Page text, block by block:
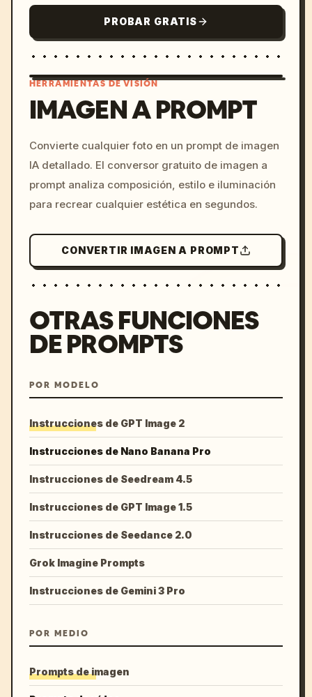
PROBAR GRATIS
c, cyberpunk sunset, neon
colors, 8k --v 6.0
HERRAMIENTAS DE VISIÓN
IMAGEN A PROMPT
Convierte cualquier foto en un prompt de imagen
IA detallado. El conversor gratuito de imagen a
prompt analiza composición, estilo e iluminación
para recrear cualquier estética en segundos.
CONVERTIR IMAGEN A PROMPT
OTRAS FUNCIONES
DE PROMPTS
POR MODELO
Instrucciones de GPT Image 2
Instrucciones de Nano Banana Pro
Instrucciones de Seedream 4.5
Instrucciones de GPT Image 1.5
Instrucciones de Seedance 2.0
Grok Imagine Prompts
Instrucciones de Gemini 3 Pro
POR MEDIO
Prompts de imagen